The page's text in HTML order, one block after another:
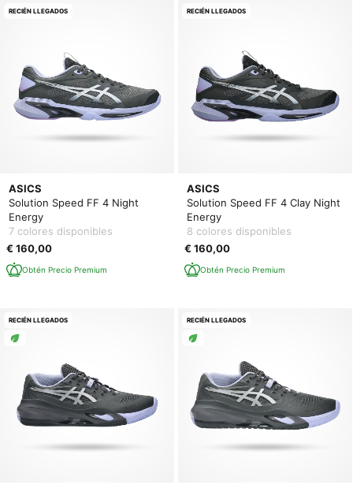
ASICS
Solution Speed FF 4 Night
Energy
7 colores disponibles
€ 160,00
Obtén Precio Premium
RECIÉN LLEGADOS
ASICS
Solution Speed FF 4 Clay Night
Energy
8 colores disponibles
€ 160,00
Obtén Precio Premium
RECIÉN LLEGADOS
RECIÉN LLEGADOS RECIÉN LLEGADOS